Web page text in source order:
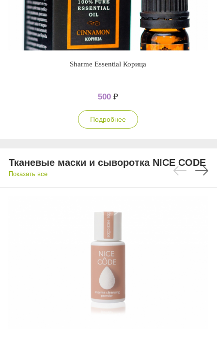
Sharme Essential Корица
500 ₽
Подробнее
Тканевые маски и сыворотка NICE CODE
Показать все